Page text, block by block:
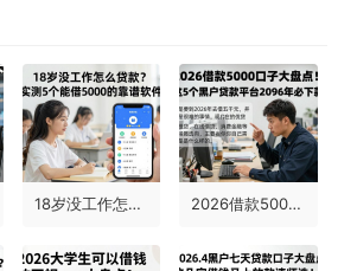
18岁没工作怎么贷款？实测5个能借5000的靠谱软件 2026借款5000口子大盘点！这5个黑户贷款平台2026年必下款！